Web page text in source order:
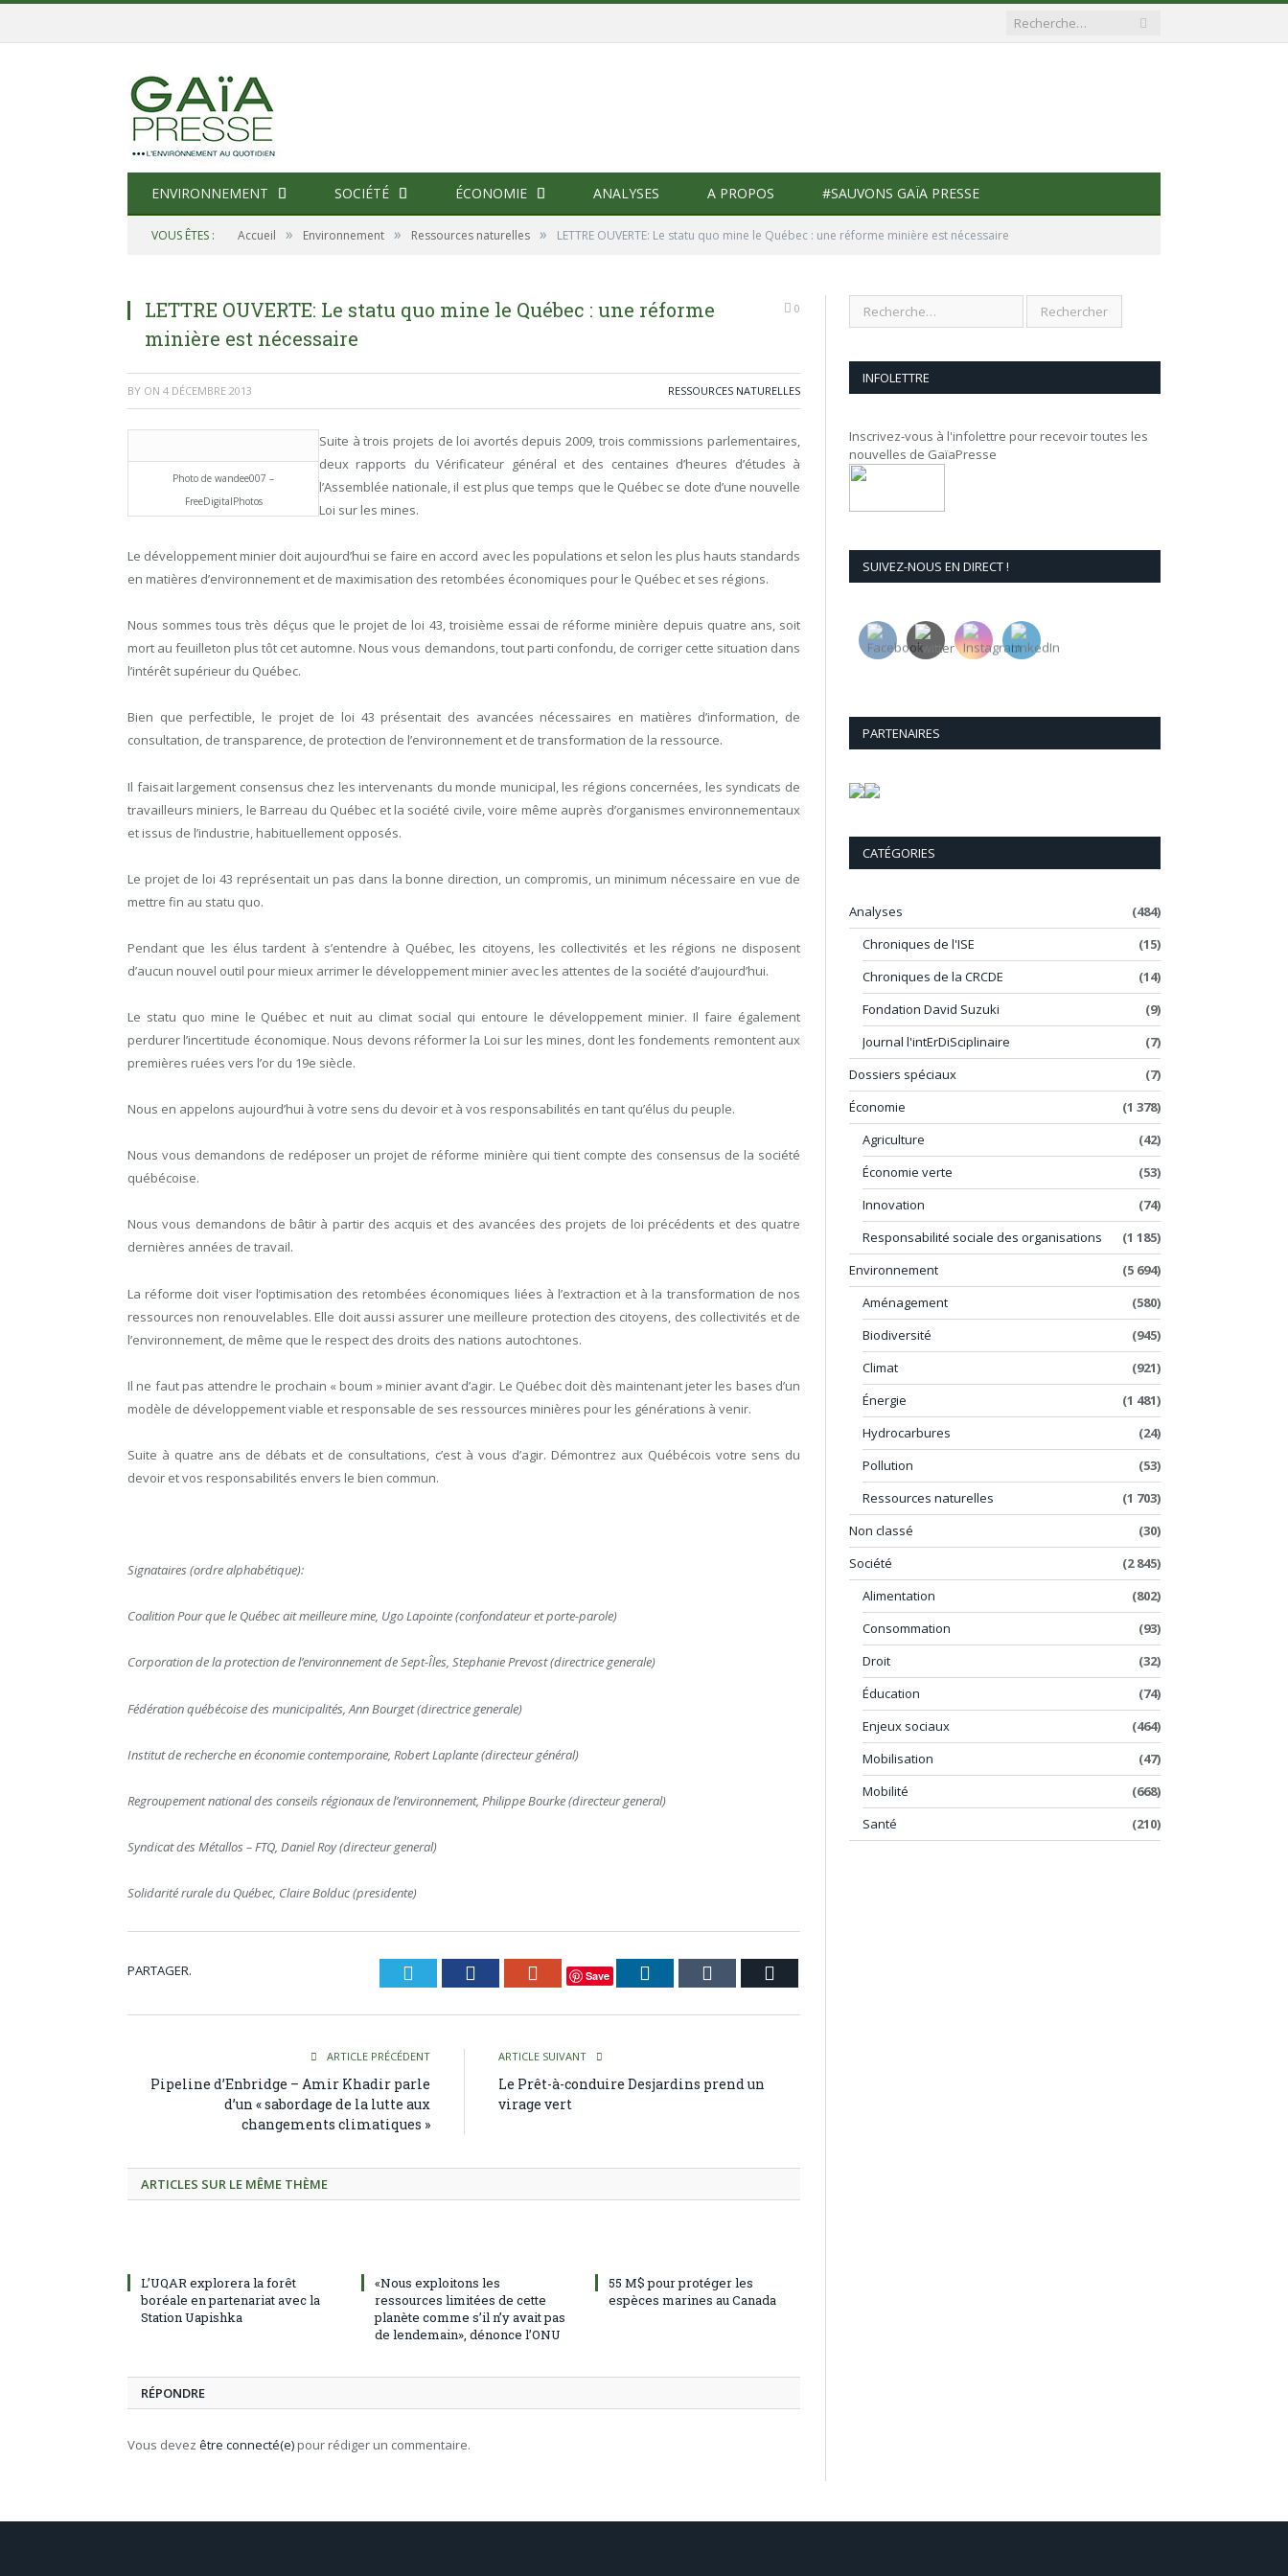
ENVIRONNEMENT SOCIÉTÉ ÉCONOMIE ANALYSES A PROPOS #SAUVONS GAÏA PRESSE
VOUS ÊTES : Accueil » Environnement » Ressources naturelles » LETTRE OUVERTE: Le statu quo mine le Québec : une réforme minière est nécessaire
LETTRE OUVERTE: Le statu quo mine le Québec : une réforme
minière est nécessaire
0
BY ON 4 DÉCEMBRE 2013 RESSOURCES NATURELLES
Photo de wandee007 –
FreeDigitalPhotos
Suite à trois projets de loi avortés depuis 2009, trois commissions parlementaires,
deux rapports du Vérificateur général et des centaines d’heures d’études à
l’Assemblée nationale, il est plus que temps que le Québec se dote d’une nouvelle
Loi sur les mines.
Le développement minier doit aujourd’hui se faire en accord avec les populations et selon les plus hauts standards
en matières d’environnement et de maximisation des retombées économiques pour le Québec et ses régions.
Nous sommes tous très déçus que le projet de loi 43, troisième essai de réforme minière depuis quatre ans, soit
mort au feuilleton plus tôt cet automne. Nous vous demandons, tout parti confondu, de corriger cette situation dans
l’intérêt supérieur du Québec.
Bien que perfectible, le projet de loi 43 présentait des avancées nécessaires en matières d’information, de
consultation, de transparence, de protection de l’environnement et de transformation de la ressource.
Il faisait largement consensus chez les intervenants du monde municipal, les régions concernées, les syndicats de
travailleurs miniers, le Barreau du Québec et la société civile, voire même auprès d’organismes environnementaux
et issus de l’industrie, habituellement opposés.
Le projet de loi 43 représentait un pas dans la bonne direction, un compromis, un minimum nécessaire en vue de
mettre fin au statu quo.
Pendant que les élus tardent à s’entendre à Québec, les citoyens, les collectivités et les régions ne disposent
d’aucun nouvel outil pour mieux arrimer le développement minier avec les attentes de la société d’aujourd’hui.
Le statu quo mine le Québec et nuit au climat social qui entoure le développement minier. Il faire également
perdurer l’incertitude économique. Nous devons réformer la Loi sur les mines, dont les fondements remontent aux
premières ruées vers l’or du 19e siècle.
Nous en appelons aujourd’hui à votre sens du devoir et à vos responsabilités en tant qu’élus du peuple.
Nous vous demandons de redéposer un projet de réforme minière qui tient compte des consensus de la société
québécoise.
Nous vous demandons de bâtir à partir des acquis et des avancées des projets de loi précédents et des quatre
dernières années de travail.
La réforme doit viser l’optimisation des retombées économiques liées à l’extraction et à la transformation de nos
ressources non renouvelables. Elle doit aussi assurer une meilleure protection des citoyens, des collectivités et de
l’environnement, de même que le respect des droits des nations autochtones.
Il ne faut pas attendre le prochain « boum » minier avant d’agir. Le Québec doit dès maintenant jeter les bases d’un
modèle de développement viable et responsable de ses ressources minières pour les générations à venir.
Suite à quatre ans de débats et de consultations, c’est à vous d’agir. Démontrez aux Québécois votre sens du
devoir et vos responsabilités envers le bien commun.
Signataires (ordre alphabétique):
Coalition Pour que le Québec ait meilleure mine, Ugo Lapointe (confondateur et porte-parole)
Corporation de la protection de l’environnement de Sept-Îles, Stephanie Prevost (directrice generale)
Fédération québécoise des municipalités, Ann Bourget (directrice generale)
Institut de recherche en économie contemporaine, Robert Laplante (directeur général)
Regroupement national des conseils régionaux de l’environnement, Philippe Bourke (directeur general)
Syndicat des Métallos – FTQ, Daniel Roy (directeur general)
Solidarité rurale du Québec, Claire Bolduc (presidente)
PARTAGER. Twitter Facebook Google+
Save LinkedIn Tumblr
ARTICLE PRÉCÉDENT
Pipeline d’Enbridge – Amir Khadir parle
d’un « sabordage de la lutte aux
changements climatiques »
ARTICLE SUIVANT
Le Prêt-à-conduire Desjardins prend un
virage vert
ARTICLES SUR LE MÊME THÈME
L’UQAR explorera la forêt
boréale en partenariat avec la
Station Uapishka
«Nous exploitons les
ressources limitées de cette
planète comme s’il n’y avait pas
de lendemain», dénonce l’ONU
55 M$ pour protéger les
espèces marines au Canada
RÉPONDRE
Vous devez être connecté(e) pour rédiger un commentaire.
INFOLETTRE
Inscrivez-vous à l'infolettre pour recevoir toutes les
nouvelles de GaïaPresse
SUIVEZ-NOUS EN DIRECT !
PARTENAIRES
CATÉGORIES
Analyses
(484)
Chroniques de l'ISE
(15)
Chroniques de la CRCDE
(14)
Fondation David Suzuki
(9)
Journal l'intErDiSciplinaire
(7)
Dossiers spéciaux
(7)
Économie
(1 378)
Agriculture
(42)
Économie verte
(53)
Innovation
(74)
Responsabilité sociale des organisations
(1 185)
Environnement
(5 694)
Aménagement
(580)
Biodiversité
(945)
Climat
(921)
Énergie
(1 481)
Hydrocarbures
(24)
Pollution
(53)
Ressources naturelles
(1 703)
Non classé
(30)
Société
(2 845)
Alimentation
(802)
Consommation
(93)
Droit
(32)
Éducation
(74)
Enjeux sociaux
(464)
Mobilisation
(47)
Mobilité
(668)
Santé
(210)